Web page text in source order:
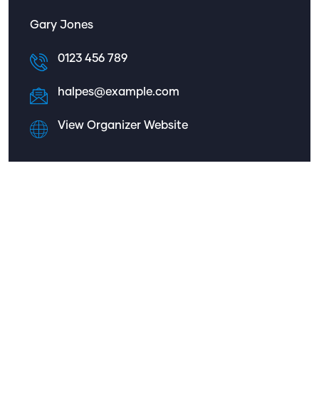
Gary Jones
0123 456 789
halpes@example.com
View Organizer Website